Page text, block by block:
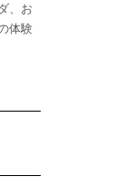
、お
体験